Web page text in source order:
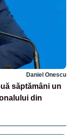
Daniel Onescu
săptămâni un
din